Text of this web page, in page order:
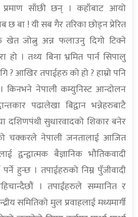
साँछी छन् । कहाँबाट आयो
बा ! यी सब गैर तरिका छोड्न प्रेरित
खेत जोत्नु अन्न फलाउनु दिगो टिक्ने
हो । तथ्य बिना भ्रमित पार्न सिपालु
? आखिर तपाईहरु को हो ? हाम्रो पनि
किनभने नेपाली कम्युनिस्ट आन्दोलन
पढालेखा बिद्वान भन्नेहरुबाटै
दशिणपंथी सुधारवादको शिकार बनेर
चक्करले नेपाली जनतालाई आजित
बैज्ञानिक भौतिकवादी
हुन्छ । तपाईहरुको निम्न पुँजीवादी
। तपाईंहरुले सम्मानित र
समितिको मुल प्रवाहलाई मध्यमार्गी